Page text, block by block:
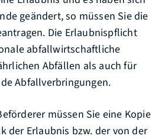
geändert, so müssen Sie die
Die Erlaubnispflicht
abfallwirtschaftliche
Abfällen als auch für
Abfallverbringungen.
müssen Sie eine Kopie
der Erlaubnis bzw. der von der